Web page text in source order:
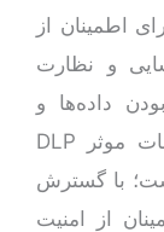
اطمینان از
و نظارت
داده‌ها و
افزایش تهدیدات سایبری، اجرای اقدامات موثر DLP
با گسترش
از امنیت